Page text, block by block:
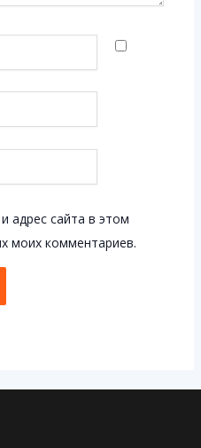
адрес сайта в этом
моих комментариев.